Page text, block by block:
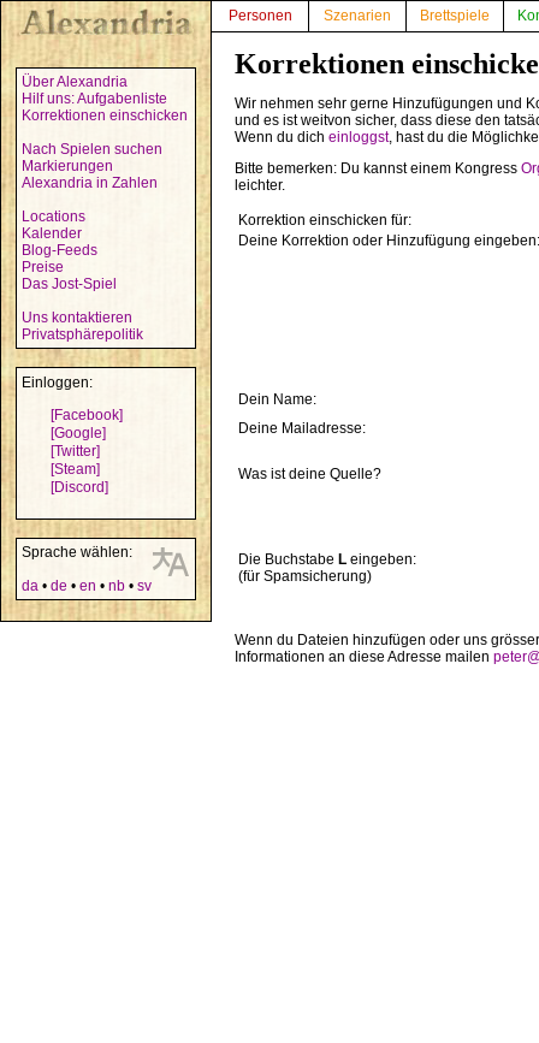
Über Alexandria
Hilf uns: Aufgabenliste
Korrektionen einschicken
Nach Spielen suchen
Markierungen
Alexandria in Zahlen
Locations
Kalender
Blog-Feeds
Preise
Das Jost-Spiel
Uns kontaktieren
Privatsphärepolitik
Einloggen:
[Facebook]
[Google]
[Twitter]
[Steam]
[Discord]
Sprache wählen:
da • de • en • nb • sv
Personen Szenarien Brettspiele
Korrektionen
Wir nehmen sehr gerne Hinzufügungen und
und es ist weitvon sicher, dass diese den
Wenn du dich einloggst, hast du die
Bitte bemerken: Du kannst einem Kongress
leichter.
Korrektion einschicken für:
Deine Korrektion oder Hinzufügung eingeben:
Dein Name:
Deine Mailadresse:
Was ist deine Quelle?
Die Buchstabe L eingeben:
(für Spamsicherung)
Wenn du Dateien hinzufügen oder uns
Informationen an diese Adresse mailen